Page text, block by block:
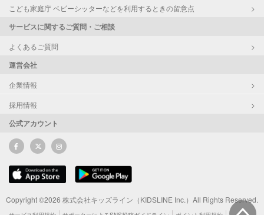
こども家庭庁 ベビーシッターなどを利用するときの留意点
サービスに関するご質問・ご相談
よくあるご質問
運営会社
企業情報
採用情報
公式アカウント
Copyright ©2026 株式会社キッズライン（KIDSLINE Inc.）All Rights Reserved.